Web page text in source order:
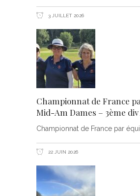
3 JUILLET 2026
Championnat de France
Mid-Am Dames – 3ème div
Championnat de France par
22 JUIN 2026